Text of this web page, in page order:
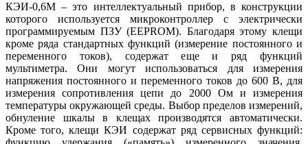
КЭИ-0,6М – это интеллектуальный прибор, в конструкции
которого используется микроконтроллер с электрически
программируемым ПЗУ (EEPROM). Благодаря этому клещи
кроме ряда стандартных функций (измерение постоянного и
переменного токов), содержат еще и ряд функций
мультиметра. Они могут использоваться для измерения
напряжения постоянного и переменного токов до 600 В, для
измерения сопротивления цепи до 2000 Ом и измерения
температуры окружающей среды. Выбор пределов измерений,
обнуление шкалы в клещах производятся автоматически.
Кроме того, клещи КЭИ содержат ряд сервисных функций: